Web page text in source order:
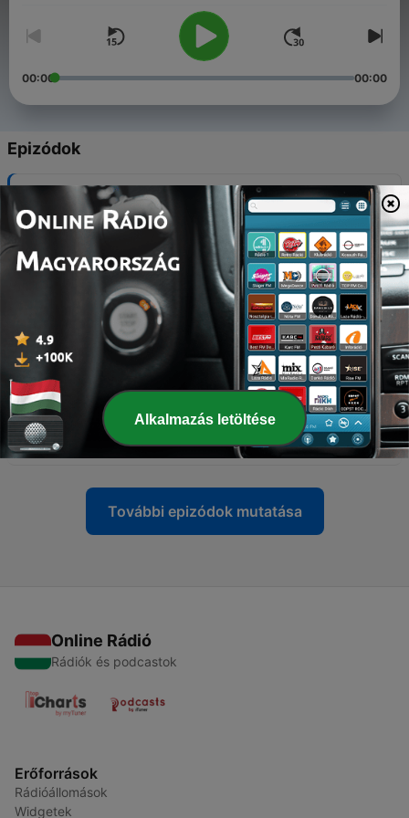
00:00 00:00
Epizódok
QNN – News and Sport Bulletin No 31, 2026
05 aug. 2026
339 QNN – News and Sport Bulletin No 30, 2026
29 júl. 2026
QNN – News and Sport Bulletin No 29, 2026
22 júl. 2026
337 - QNN – News and Sport Bulletin No 28, 2026
15 júl. 2026
336 - QNN – News and Sport Bulletin No 27, 2026
08 júl. 2026
További epizódok mutatása
Online Rádió
Rádiók és podcastok
Erőforrások
Rádióállomások
Widgetek
Alkalmazás letöltése